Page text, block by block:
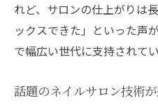
れど、サロンの仕上がりは
ックスできた」といった声
で幅広い世代に支持されてい
話題のネイルサロン技術